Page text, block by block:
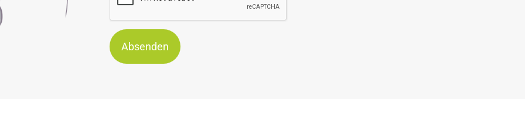
Absenden